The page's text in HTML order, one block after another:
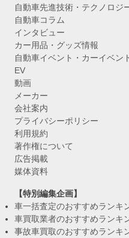
自動車先進技術・テクノロジ
自動車コラム
インタビュー
カー用品・グッズ情報
自動車イベント・カーイベン
EV
動画
メーカー
会社案内
プライバシーポリシー
利用規約
著作権について
広告掲載
媒体資料
【特別編集企画】
車一括査定のおすすめランキ
車買取業者のおすすめランキ
事故車買取のおすすめランキ